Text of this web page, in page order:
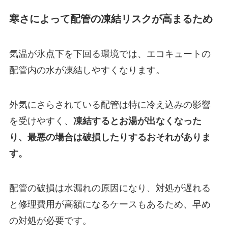
寒さによって配管の凍結リスクが高まるため
気温が氷点下を下回る環境では、エコキュートの
配管内の水が凍結しやすくなります。
外気にさらされている配管は特に冷え込みの影響
を受けやすく、 凍結するとお湯が出なくなった
り、最悪の場合は破損したりするおそれがありま
す。
配管の破損は水漏れの原因になり、対処が遅れる
と修理費用が高額になるケースもあるため、早め
の対処が必要です。